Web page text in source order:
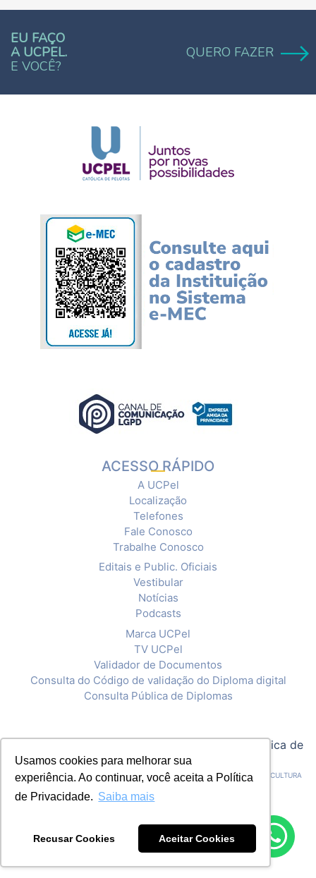
Usamos cookies para melhorar sua
experiência. Ao continuar, você aceita a Política
de Privacidade. Saiba mais
Recusar Cookies Aceitar Cookies
EU FAÇO
A UCPEL.
E VOCÊ?
QUERO FAZER
ACESSO RÁPIDO
A UCPel
Localização
Telefones
Fale Conosco
Trabalhe Conosco
Editais e Public. Oficiais
Vestibular
Notícias
Podcasts
Marca UCPel
TV UCPel
Validador de Documentos
Consulta do Código de validação do Diploma digital
Consulta Pública de Diplomas
Política de
Privacidade
CNPJ: 92.238.914/0001-03 - ASSOCIAÇÃO PELOTENSE DE ASSISTÊNCIA E CULTURA